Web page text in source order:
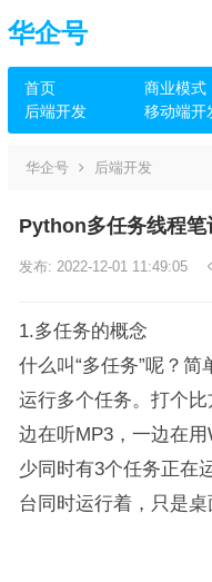
华企号
首页 商业模式
后端开发
移动端开
华企号 后端开发
Python多任务线程笔
发布: 2022-12-01 11:49:05
1.多任务的概念
什么叫“多任务”呢？
运行多个任务。打个
边在听MP3，一边在
少同时有3个任务正在
台同时运行着，只是桌